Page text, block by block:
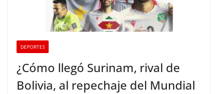
DEPORTES
¿Cómo llegó Surinam, rival de
Bolivia, al repechaje del Mundial